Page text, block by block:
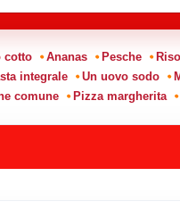
cotto Ananas Pesche
integrale Un uovo sodo
comune Pizza margherita